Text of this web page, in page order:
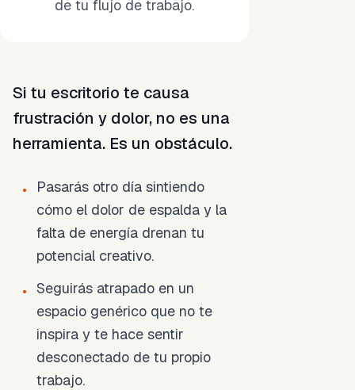
de tu flujo de trabajo.
Si tu escritorio te causa
frustración y dolor, no es una
herramienta. Es un obstáculo.
•
Pasarás otro día sintiendo
cómo el dolor de espalda y la
falta de energía drenan tu
potencial creativo.
•
Seguirás atrapado en un
espacio genérico que no te
inspira y te hace sentir
desconectado de tu propio
trabajo.